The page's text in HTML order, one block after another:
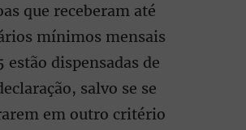
que receberam até
mínimos mensais
estão dispensadas de
salvo se se
em outro critério